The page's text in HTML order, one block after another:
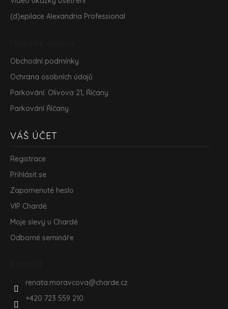
(d)epilace Alexandria Professional
Obchodní podmínky
Ochrana osobních údajů
Parkování: Olivova 21, Říčany
Parkování Říčany
VÁŠ ÚČET
Registrace
Přihlásit se
Zapomenuté heslo
VIP Chardé
Moje slevy u Chardé
Odborné semináře
renata.moravcova@charde.cz
+420 723 559 210